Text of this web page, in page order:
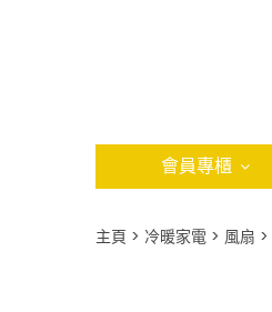
會員專櫃
主頁 冷暖家電 風扇